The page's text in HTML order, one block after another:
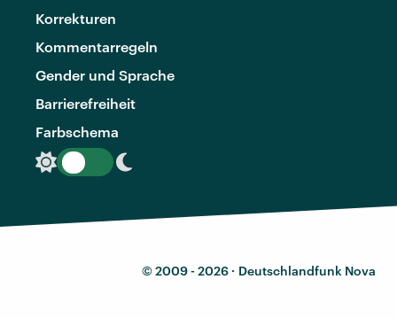
Korrekturen
Kommentarregeln
Gender und Sprache
Barrierefreiheit
Farbschema
© 2009 - 2026 · Deutschlandfunk Nova